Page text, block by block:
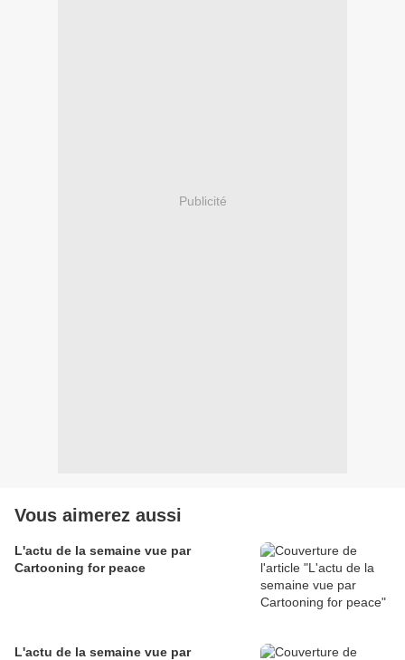
Publicité
Vous aimerez aussi
L'actu de la semaine vue par
Cartooning for peace
L'actu de la semaine vue par